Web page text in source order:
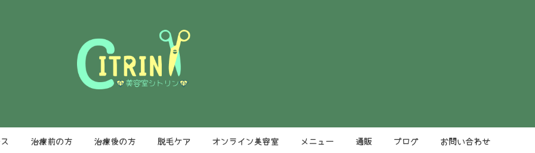
治療前の方 治療後の方 脱毛ケア オンライン美容室 メニュー 通販 ブログ お問い合わせ